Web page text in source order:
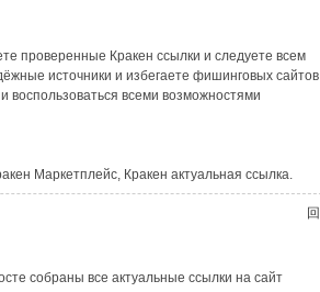
проверенные Кракен ссылки и следуете всем
источники и избегаете фишинговых
всеми возможностями
Маркетплейс, Кракен актуальная ссылка.
собраны все актуальные ссылки на сайт